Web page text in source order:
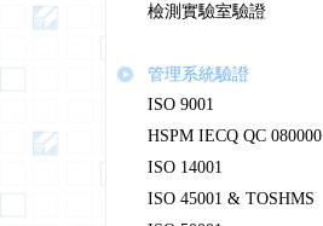
檢測實驗室驗證
管理系統驗證
ISO 9001
HSPM IECQ QC 080000
ISO 14001
ISO 45001 & TOSHMS